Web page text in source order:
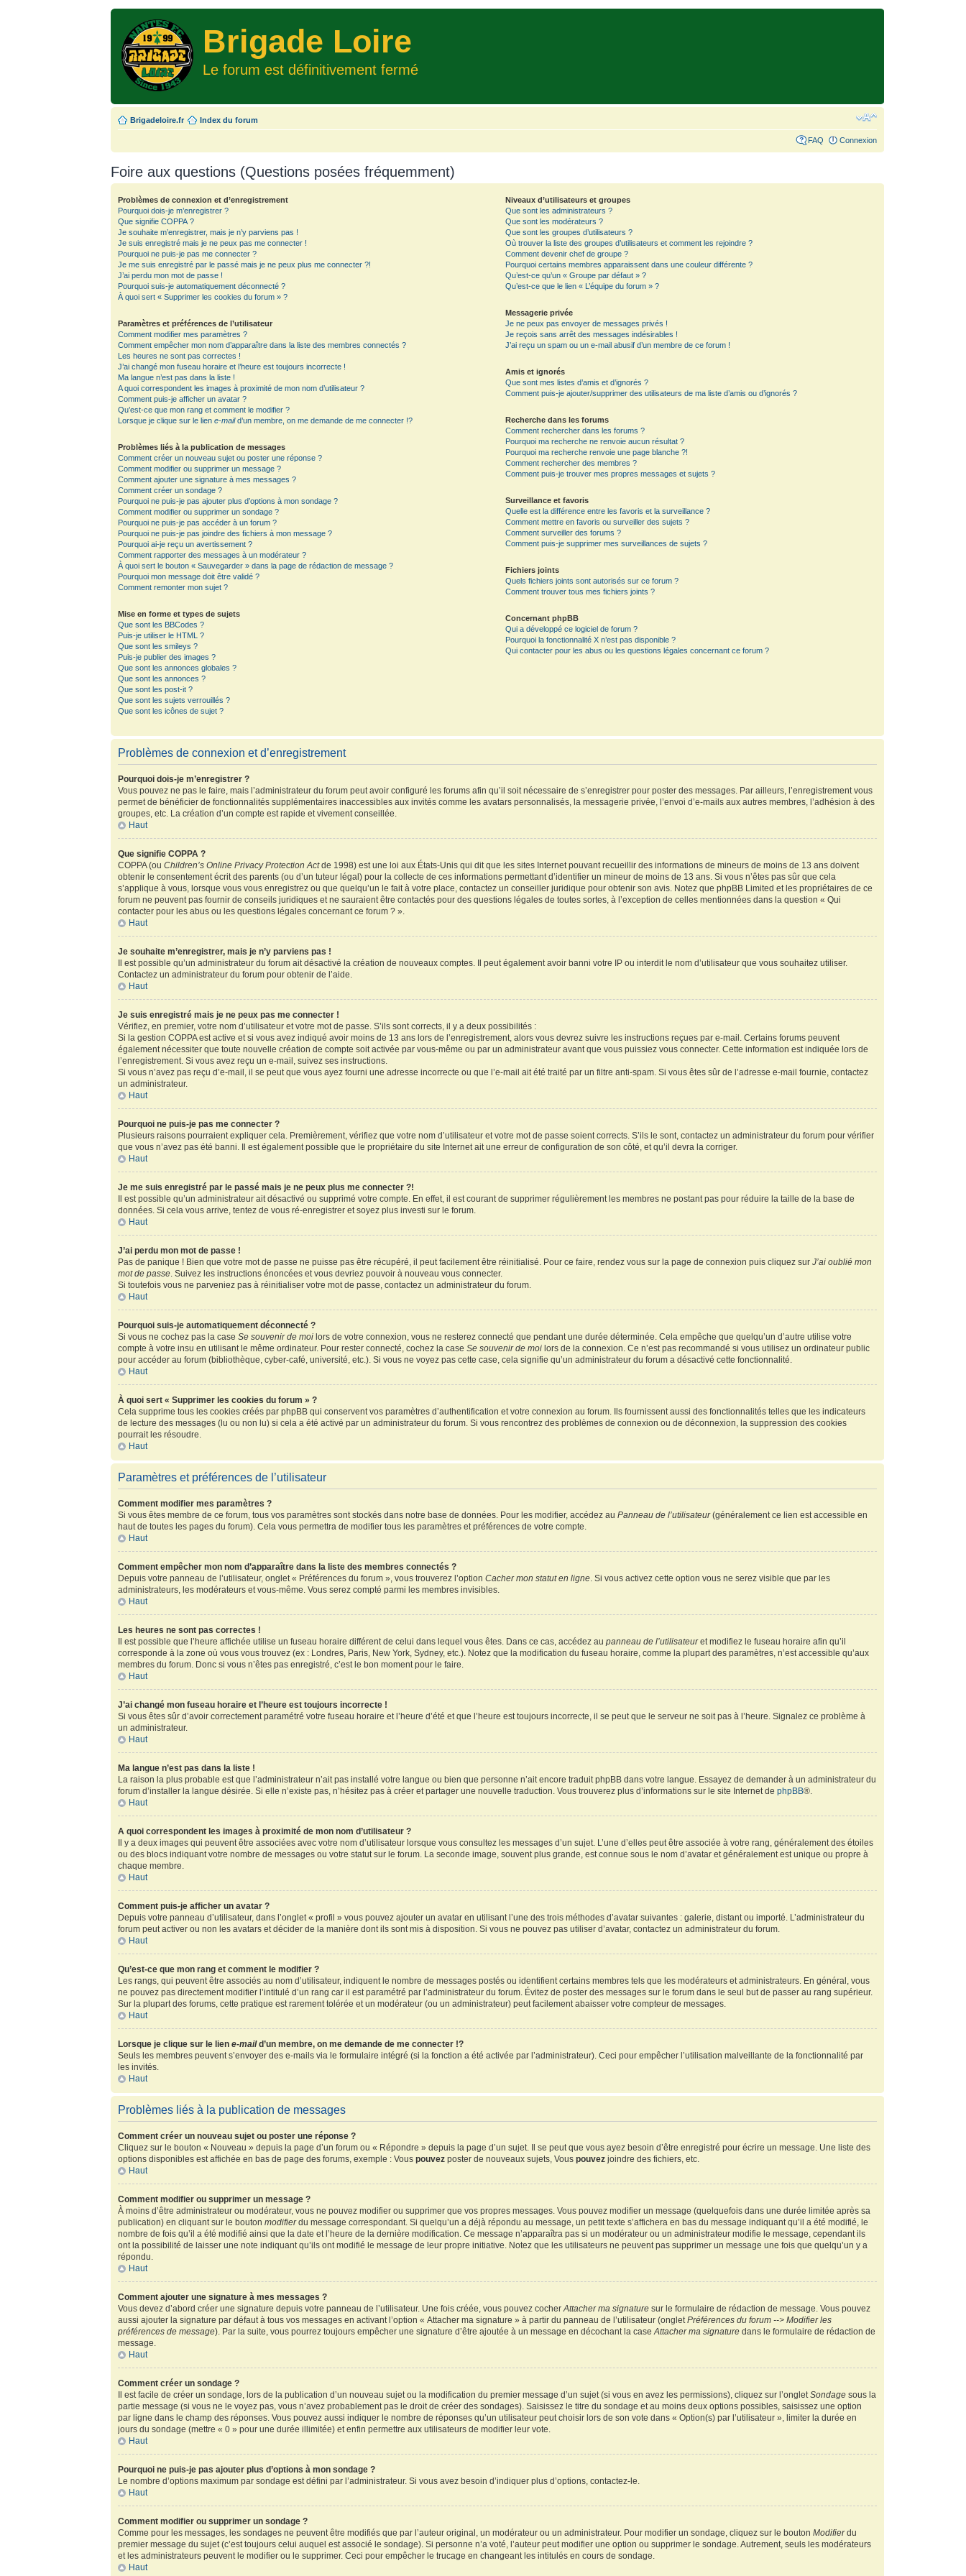
Brigade Loire
Le forum est définitivement fermé
Brigadeloire.fr Index du forum
FAQ Connexion
Foire aux questions (Questions posées fréquemment)
Problèmes de connexion et d’enregistrement
Pourquoi dois-je m’enregistrer ?
Que signifie COPPA ?
Je souhaite m’enregistrer, mais je n’y parviens pas !
Je suis enregistré mais je ne peux pas me connecter !
Pourquoi ne puis-je pas me connecter ?
Je me suis enregistré par le passé mais je ne peux plus me connecter ?!
J’ai perdu mon mot de passe !
Pourquoi suis-je automatiquement déconnecté ?
À quoi sert « Supprimer les cookies du forum » ?
Paramètres et préférences de l’utilisateur
Comment modifier mes paramètres ?
Comment empêcher mon nom d’apparaître dans la liste des membres connectés ?
Les heures ne sont pas correctes !
J’ai changé mon fuseau horaire et l’heure est toujours incorrecte !
Ma langue n’est pas dans la liste !
A quoi correspondent les images à proximité de mon nom d’utilisateur ?
Comment puis-je afficher un avatar ?
Qu’est-ce que mon rang et comment le modifier ?
Lorsque je clique sur le liene-maild’un membre, on me demande de me connecter !?
Problèmes liés à la publication de messages
Comment créer un nouveau sujet ou poster une réponse ?
Comment modifier ou supprimer un message ?
Comment ajouter une signature à mes messages ?
Comment créer un sondage ?
Pourquoi ne puis-je pas ajouter plus d’options à mon sondage ?
Comment modifier ou supprimer un sondage ?
Pourquoi ne puis-je pas accéder à un forum ?
Pourquoi ne puis-je pas joindre des fichiers à mon message ?
Pourquoi ai-je reçu un avertissement ?
Comment rapporter des messages à un modérateur ?
À quoi sert le bouton « Sauvegarder » dans la page de rédaction de message ?
Pourquoi mon message doit être validé ?
Comment remonter mon sujet ?
Mise en forme et types de sujets
Que sont les BBCodes ?
Puis-je utiliser le HTML ?
Que sont les smileys ?
Puis-je publier des images ?
Que sont les annonces globales ?
Que sont les annonces ?
Que sont les post-it ?
Que sont les sujets verrouillés ?
Que sont les icônes de sujet ?
Niveaux d’utilisateurs et groupes
Que sont les administrateurs ?
Que sont les modérateurs ?
Que sont les groupes d’utilisateurs ?
Où trouver la liste des groupes d’utilisateurs et comment les rejoindre ?
Comment devenir chef de groupe ?
Pourquoi certains membres apparaissent dans une couleur différente ?
Qu’est-ce qu’un « Groupe par défaut » ?
Qu’est-ce que le lien « L’équipe du forum » ?
Messagerie privée
Je ne peux pas envoyer de messages privés !
Je reçois sans arrêt des messages indésirables !
J’ai reçu un spam ou un e-mail abusif d’un membre de ce forum !
Amis et ignorés
Que sont mes listes d’amis et d’ignorés ?
Comment puis-je ajouter/supprimer des utilisateurs de ma liste d’amis ou d’ignorés ?
Recherche dans les forums
Comment rechercher dans les forums ?
Pourquoi ma recherche ne renvoie aucun résultat ?
Pourquoi ma recherche renvoie une page blanche ?!
Comment rechercher des membres ?
Comment puis-je trouver mes propres messages et sujets ?
Surveillance et favoris
Quelle est la différence entre les favoris et la surveillance ?
Comment mettre en favoris ou surveiller des sujets ?
Comment surveiller des forums ?
Comment puis-je supprimer mes surveillances de sujets ?
Fichiers joints
Quels fichiers joints sont autorisés sur ce forum ?
Comment trouver tous mes fichiers joints ?
Concernant phpBB
Qui a développé ce logiciel de forum ?
Pourquoi la fonctionnalité X n’est pas disponible ?
Qui contacter pour les abus ou les questions légales concernant ce forum ?
Problèmes de connexion et d’enregistrement
Pourquoi dois-je m’enregistrer ?
Vous pouvez ne pas le faire, mais l’administrateur du forum peut avoir configuré les forums afin qu’il soit nécessaire de s’enregistrer pour poster des messages. Par ailleurs, l’enregistrement vous
permet de bénéficier de fonctionnalités supplémentaires inaccessibles aux invités comme les avatars personnalisés, la messagerie privée, l’envoi d’e-mails aux autres membres, l’adhésion à des
groupes, etc. La création d’un compte est rapide et vivement conseillée.
Haut
Que signifie COPPA ?
COPPA (ouChildren’s Online Privacy Protection Actde 1998) est une loi aux États-Unis qui dit que les sites Internet pouvant recueillir des informations de mineurs de moins de 13 ans doivent
obtenir le consentement écrit des parents (ou d’un tuteur légal) pour la collecte de ces informations permettant d’identifier un mineur de moins de 13 ans. Si vous n’êtes pas sûr que cela
s’applique à vous, lorsque vous vous enregistrez ou que quelqu’un le fait à votre place, contactez un conseiller juridique pour obtenir son avis. Notez que phpBB Limited et les propriétaires de ce
forum ne peuvent pas fournir de conseils juridiques et ne sauraient être contactés pour des questions légales de toutes sortes, à l’exception de celles mentionnées dans la question « Qui
contacter pour les abus ou les questions légales concernant ce forum ? ».
Haut
Je souhaite m’enregistrer, mais je n’y parviens pas !
Il est possible qu’un administrateur du forum ait désactivé la création de nouveaux comptes. Il peut également avoir banni votre IP ou interdit le nom d’utilisateur que vous souhaitez utiliser.
Contactez un administrateur du forum pour obtenir de l’aide.
Haut
Je suis enregistré mais je ne peux pas me connecter !
Vérifiez, en premier, votre nom d’utilisateur et votre mot de passe. S’ils sont corrects, il y a deux possibilités :
Si la gestion COPPA est active et si vous avez indiqué avoir moins de 13 ans lors de l’enregistrement, alors vous devrez suivre les instructions reçues par e-mail. Certains forums peuvent
également nécessiter que toute nouvelle création de compte soit activée par vous-même ou par un administrateur avant que vous puissiez vous connecter. Cette information est indiquée lors de
l’enregistrement. Si vous avez reçu un e-mail, suivez ses instructions.
Si vous n’avez pas reçu d’e-mail, il se peut que vous ayez fourni une adresse incorrecte ou que l’e-mail ait été traité par un filtre anti-spam. Si vous êtes sûr de l’adresse e-mail fournie, contactez
un administrateur.
Haut
Pourquoi ne puis-je pas me connecter ?
Plusieurs raisons pourraient expliquer cela. Premièrement, vérifiez que votre nom d’utilisateur et votre mot de passe soient corrects. S’ils le sont, contactez un administrateur du forum pour vérifier
que vous n’avez pas été banni. Il est également possible que le propriétaire du site Internet ait une erreur de configuration de son côté, et qu’il devra la corriger.
Haut
Je me suis enregistré par le passé mais je ne peux plus me connecter ?!
Il est possible qu’un administrateur ait désactivé ou supprimé votre compte. En effet, il est courant de supprimer régulièrement les membres ne postant pas pour réduire la taille de la base de
données. Si cela vous arrive, tentez de vous ré-enregistrer et soyez plus investi sur le forum.
Haut
J’ai perdu mon mot de passe !
Pas de panique ! Bien que votre mot de passe ne puisse pas être récupéré, il peut facilement être réinitialisé. Pour ce faire, rendez vous sur la page de connexion puis cliquez surJ’ai oublié mon
mot de passe. Suivez les instructions énoncées et vous devriez pouvoir à nouveau vous connecter.
Si toutefois vous ne parveniez pas à réinitialiser votre mot de passe, contactez un administrateur du forum.
Haut
Pourquoi suis-je automatiquement déconnecté ?
Si vous ne cochez pas la caseSe souvenir de moi lors de votre connexion, vous ne resterez connecté que pendant une durée déterminée. Cela empêche que quelqu’un d’autre utilise votre
compte à votre insu en utilisant le même ordinateur. Pour rester connecté, cochez la caseSe souvenir de moi lors de la connexion. Ce n’est pas recommandé si vous utilisez un ordinateur public
pour accéder au forum (bibliothèque, cyber-café, université, etc.). Si vous ne voyez pas cette case, cela signifie qu’un administrateur du forum a désactivé cette fonctionnalité.
Haut
À quoi sert « Supprimer les cookies du forum » ?
Cela supprime tous les cookies créés par phpBB qui conservent vos paramètres d’authentification et votre connexion au forum. Ils fournissent aussi des fonctionnalités telles que les indicateurs
de lecture des messages (lu ou non lu) si cela a été activé par un administrateur du forum. Si vous rencontrez des problèmes de connexion ou de déconnexion, la suppression des cookies
pourrait les résoudre.
Haut
Paramètres et préférences de l’utilisateur
Comment modifier mes paramètres ?
Si vous êtes membre de ce forum, tous vos paramètres sont stockés dans notre base de données. Pour les modifier, accédez auPanneau de l’utilisateur(généralement ce lien est accessible en
haut de toutes les pages du forum). Cela vous permettra de modifier tous les paramètres et préférences de votre compte.
Haut
Comment empêcher mon nom d’apparaître dans la liste des membres connectés ?
Depuis votre panneau de l’utilisateur, onglet « Préférences du forum », vous trouverez l’optionCacher mon statut en ligne. Si vous activez cette option vous ne serez visible que par les
administrateurs, les modérateurs et vous-même. Vous serez compté parmi les membres invisibles.
Haut
Les heures ne sont pas correctes !
Il est possible que l’heure affichée utilise un fuseau horaire différent de celui dans lequel vous êtes. Dans ce cas, accédez aupanneau de l’utilisateuret modifiez le fuseau horaire afin qu’il
corresponde à la zone où vous vous trouvez (ex : Londres, Paris, New York, Sydney, etc.). Notez que la modification du fuseau horaire, comme la plupart des paramètres, n’est accessible qu’aux
membres du forum. Donc si vous n’êtes pas enregistré, c’est le bon moment pour le faire.
Haut
J’ai changé mon fuseau horaire et l’heure est toujours incorrecte !
Si vous êtes sûr d’avoir correctement paramétré votre fuseau horaire et l’heure d’été et que l’heure est toujours incorrecte, il se peut que le serveur ne soit pas à l’heure. Signalez ce problème à
un administrateur.
Haut
Ma langue n’est pas dans la liste !
La raison la plus probable est que l’administrateur n’ait pas installé votre langue ou bien que personne n’ait encore traduit phpBB dans votre langue. Essayez de demander à un administrateur du
forum d’installer la langue désirée. Si elle n’existe pas, n’hésitez pas à créer et partager une nouvelle traduction. Vous trouverez plus d’informations sur le site Internet dephpBB®.
Haut
A quoi correspondent les images à proximité de mon nom d’utilisateur ?
Il y a deux images qui peuvent être associées avec votre nom d’utilisateur lorsque vous consultez les messages d’un sujet. L’une d’elles peut être associée à votre rang, généralement des étoiles
ou des blocs indiquant votre nombre de messages ou votre statut sur le forum. La seconde image, souvent plus grande, est connue sous le nom d’avatar et généralement est unique ou propre à
chaque membre.
Haut
Comment puis-je afficher un avatar ?
Depuis votre panneau d’utilisateur, dans l’onglet « profil » vous pouvez ajouter un avatar en utilisant l’une des trois méthodes d’avatar suivantes : galerie, distant ou importé. L’administrateur du
forum peut activer ou non les avatars et décider de la manière dont ils sont mis à disposition. Si vous ne pouvez pas utiliser d’avatar, contactez un administrateur du forum.
Haut
Qu’est-ce que mon rang et comment le modifier ?
Les rangs, qui peuvent être associés au nom d’utilisateur, indiquent le nombre de messages postés ou identifient certains membres tels que les modérateurs et administrateurs. En général, vous
ne pouvez pas directement modifier l’intitulé d’un rang car il est paramétré par l’administrateur du forum. Évitez de poster des messages sur le forum dans le seul but de passer au rang supérieur.
Sur la plupart des forums, cette pratique est rarement tolérée et un modérateur (ou un administrateur) peut facilement abaisser votre compteur de messages.
Haut
Lorsque je clique sur le liene-maild’un membre, on me demande de me connecter !?
Seuls les membres peuvent s’envoyer des e-mails via le formulaire intégré (si la fonction a été activée par l’administrateur). Ceci pour empêcher l’utilisation malveillante de la fonctionnalité par
les invités.
Haut
Problèmes liés à la publication de messages
Comment créer un nouveau sujet ou poster une réponse ?
Cliquez sur le bouton « Nouveau » depuis la page d’un forum ou « Répondre » depuis la page d’un sujet. Il se peut que vous ayez besoin d’être enregistré pour écrire un message. Une liste des
options disponibles est affichée en bas de page des forums, exemple : Vouspouvez poster de nouveaux sujets, Vouspouvez joindre des fichiers, etc.
Haut
Comment modifier ou supprimer un message ?
À moins d’être administrateur ou modérateur, vous ne pouvez modifier ou supprimer que vos propres messages. Vous pouvez modifier un message (quelquefois dans une durée limitée après sa
publication) en cliquant sur le boutonmodifierdu message correspondant. Si quelqu’un a déjà répondu au message, un petit texte s’affichera en bas du message indiquant qu’il a été modifié, le
nombre de fois qu’il a été modifié ainsi que la date et l’heure de la dernière modification. Ce message n’apparaîtra pas si un modérateur ou un administrateur modifie le message, cependant ils
ont la possibilité de laisser une note indiquant qu’ils ont modifié le message de leur propre initiative. Notez que les utilisateurs ne peuvent pas supprimer un message une fois que quelqu’un y a
répondu.
Haut
Comment ajouter une signature à mes messages ?
Vous devez d’abord créer une signature depuis votre panneau de l’utilisateur. Une fois créée, vous pouvez cocherAttacher ma signature sur le formulaire de rédaction de message. Vous pouvez
aussi ajouter la signature par défaut à tous vos messages en activant l’option « Attacher ma signature » à partir du panneau de l’utilisateur (ongletPréférences du forum --> Modifier les
préférences de message). Par la suite, vous pourrez toujours empêcher une signature d’être ajoutée à un message en décochant la caseAttacher ma signature dans le formulaire de rédaction de
message.
Haut
Comment créer un sondage ?
Il est facile de créer un sondage, lors de la publication d’un nouveau sujet ou la modification du premier message d’un sujet (si vous en avez les permissions), cliquez sur l’ongletSondage sous la
partie message (si vous ne le voyez pas, vous n’avez probablement pas le droit de créer des sondages). Saisissez le titre du sondage et au moins deux options possibles, saisissez une option
par ligne dans le champ des réponses. Vous pouvez aussi indiquer le nombre de réponses qu’un utilisateur peut choisir lors de son vote dans « Option(s) par l’utilisateur », limiter la durée en
jours du sondage (mettre « 0 » pour une durée illimitée) et enfin permettre aux utilisateurs de modifier leur vote.
Haut
Pourquoi ne puis-je pas ajouter plus d’options à mon sondage ?
Le nombre d’options maximum par sondage est défini par l’administrateur. Si vous avez besoin d’indiquer plus d’options, contactez-le.
Haut
Comment modifier ou supprimer un sondage ?
Comme pour les messages, les sondages ne peuvent être modifiés que par l’auteur original, un modérateur ou un administrateur. Pour modifier un sondage, cliquez sur le boutonModifierdu
premier message du sujet (c’est toujours celui auquel est associé le sondage). Si personne n’a voté, l’auteur peut modifier une option ou supprimer le sondage. Autrement, seuls les modérateurs
et les administrateurs peuvent le modifier ou le supprimer. Ceci pour empêcher le trucage en changeant les intitulés en cours de sondage.
Haut